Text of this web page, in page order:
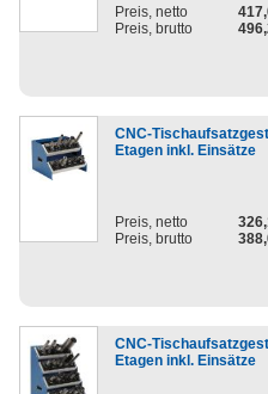
Preis, netto
Preis, brutto
CNC-
Etagen inkl. Einsätze
Preis, netto
Preis, brutto
CNC-
Etagen inkl. Einsätze